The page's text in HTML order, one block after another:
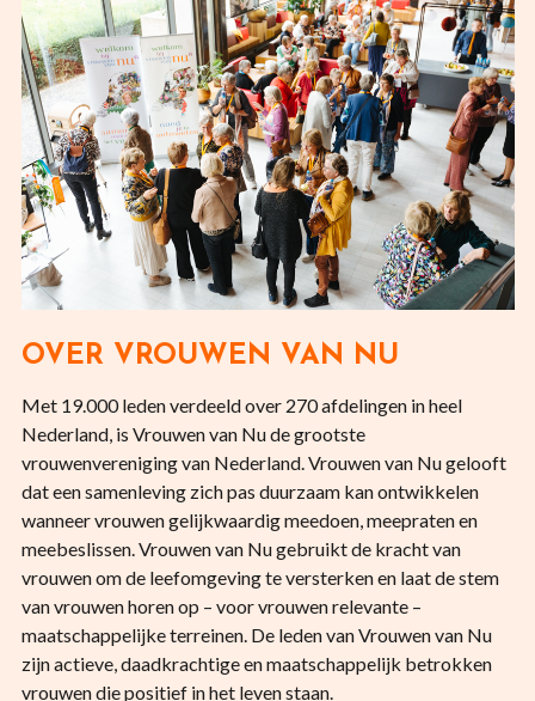
OVER VROUWEN VAN NU
Met 19.000 leden verdeeld over 270 afdelingen in heel
Nederland, is Vrouwen van Nu de grootste
vrouwenvereniging van Nederland. Vrouwen van Nu gelooft
dat een samenleving zich pas duurzaam kan ontwikkelen
wanneer vrouwen gelijkwaardig meedoen, meepraten en
meebeslissen. Vrouwen van Nu gebruikt de kracht van
vrouwen om de leefomgeving te versterken en laat de stem
van vrouwen horen op – voor vrouwen relevante –
maatschappelijke terreinen. De leden van Vrouwen van Nu
zijn actieve, daadkrachtige en maatschappelijk betrokken
vrouwen die positief in het leven staan.